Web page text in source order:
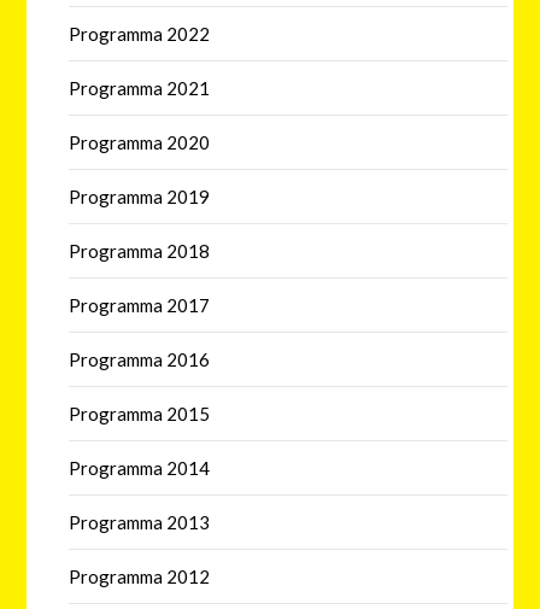
Programma 2022
Programma 2021
Programma 2020
Programma 2019
Programma 2018
Programma 2017
Programma 2016
Programma 2015
Programma 2014
Programma 2013
Programma 2012